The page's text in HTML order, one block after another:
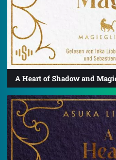
A Heart of Shadow and